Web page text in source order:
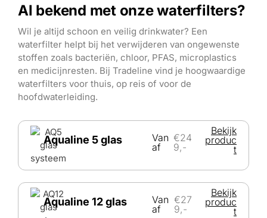
Al bekend met onze waterfilters?
Wil je altijd schoon en veilig drinkwater? Een
waterfilter helpt bij het verwijderen van ongewenste
stoffen zoals bacteriën, chloor, PFAS, microplastics
en medicijnresten. Bij Tradeline vind je hoogwaardige
waterfilters voor thuis, op reis of voor de
hoofdwaterleiding.
Aqualine 5 glas
Van
af
€24
9,-
Bekijk
produc
t
Aqualine 12 glas
Van
af
€27
9,-
Bekijk
produc
t